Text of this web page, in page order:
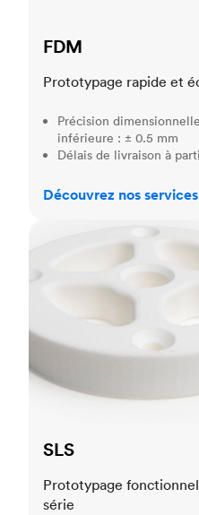
FDM
Prototypage rapide et
Précision
inférieure : ± 0.5 mm
Délais de livraison à
Découvrez nos
SLS
Prototypage
série